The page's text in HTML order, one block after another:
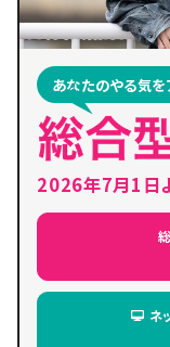
あなたのやる気
2026年7月1日
ネ